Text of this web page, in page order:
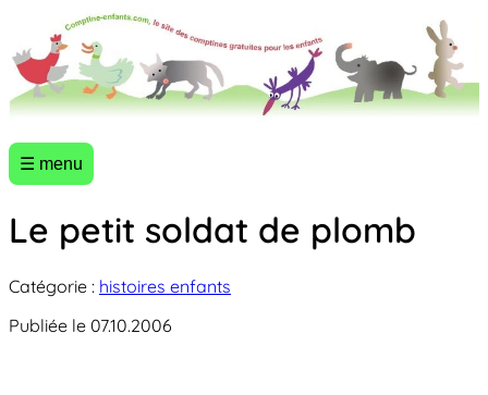
☰ menu
Le petit soldat de plomb
Catégorie : histoires enfants
Publiée le 07.10.2006